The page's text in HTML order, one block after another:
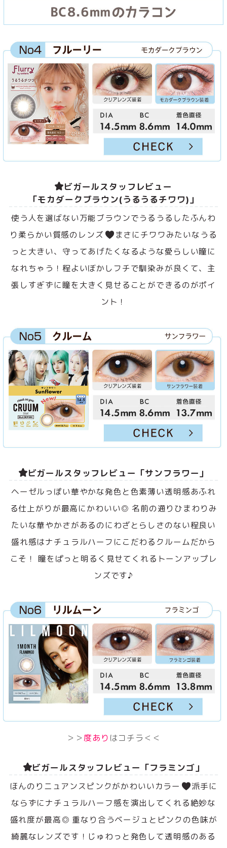
ビガールスタッフレビュー
「モカダークブラウン(うるうるチワワ)」
使う人を選ばない万能ブラウンでうるうるしたふんわ
り柔らかい質感のレンズ
まさにチワワみたいなうる
っと大きい、守ってあげたくなるような愛らしい瞳に
なれちゃう！程よいぼかしフチで馴染みが良くて、主
張しすぎずに瞳を大きく見せることができるのがポイ
ント！
ビガールスタッフレビュー「サンフラワー」
ヘーゼルっぽい華やかな発色と色素薄い透明感あふれ
る仕上がりが最高にかわいい◎ 名前の通りひまわりみ
たいな華やかさがあるのにわざとらしさのない程良い
盛れ感はナチュラルハーフにこだわるクルームだから
こそ！ 瞳をぱっと明るく見せてくれるトーンアップレ
ンズです♪
＞＞ 度あり はコチラ＜＜
ビガールスタッフレビュー「フラミンゴ」
ほんのりニュアンスピンクがかわいいカラー
派手に
ならずにナチュラルハーフ感を演出してくれる絶妙な
盛れ度が最高◎ 重なり合うベージュとピンクの色味が
綺麗なレンズです！じゅわっと発色して透明感のある